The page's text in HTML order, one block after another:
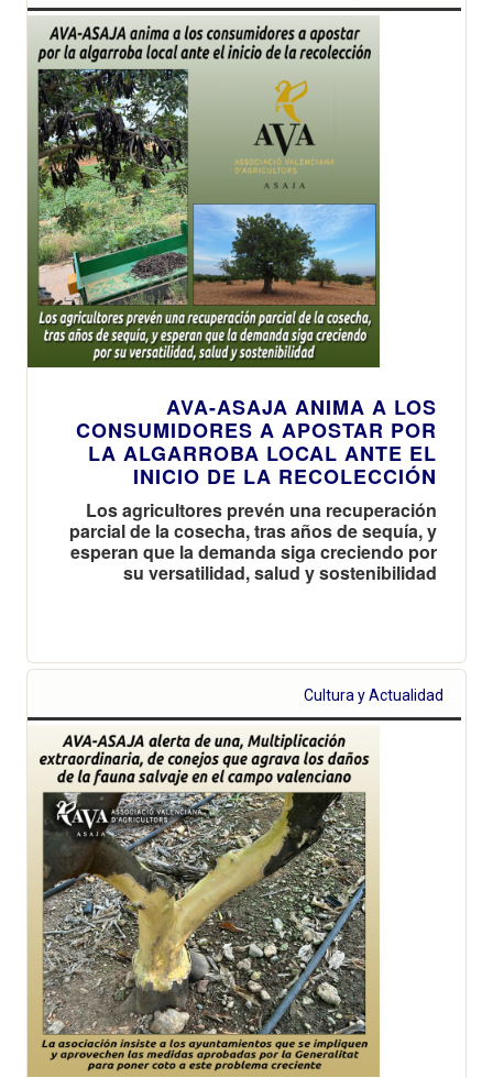
AVA-ASAJA ANIMA A LOS
CONSUMIDORES A APOSTAR POR
LA ALGARROBA LOCAL ANTE EL
INICIO DE LA RECOLECCIÓN
Los agricultores prevén una recuperación
parcial de la cosecha, tras años de sequía, y
esperan que la demanda siga creciendo por
su versatilidad, salud y sostenibilidad
Cultura y Actualidad